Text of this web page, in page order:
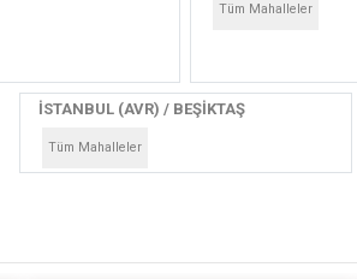
Tüm Mahalleler
İSTANBUL (AVR) / BEŞİKTAŞ
Tüm Mahalleler